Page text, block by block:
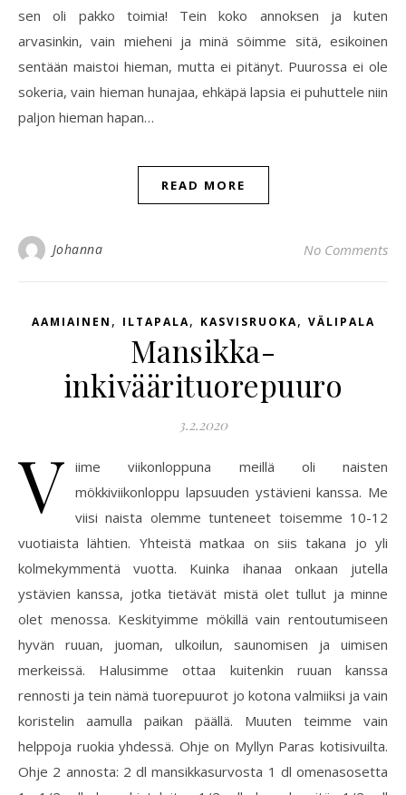
sen oli pakko toimia! Tein koko annoksen ja kuten
arvasinkin, vain mieheni ja minä söimme sitä, esikoinen
sentään maistoi hieman, mutta ei pitänyt. Puurossa ei ole
sokeria, vain hieman hunajaa, ehkäpä lapsia ei puhuttele niin
paljon hieman hapan…
READ MORE
Johanna No Comments
AAMIAINEN , ILTAPALA, KASVISRUOKA, VÄLIPALA
Mansikka-
inkiväärituorepuuro
3.2.2020
V iime viikonloppuna meillä oli naisten
mökkiviikonloppu lapsuuden ystävieni kanssa. Me
viisi naista olemme tunteneet toisemme 10-12
vuotiaista lähtien. Yhteistä matkaa on siis takana jo yli
kolmekymmentä vuotta. Kuinka ihanaa onkaan jutella
ystävien kanssa, jotka tietävät mistä olet tullut ja minne
olet menossa. Keskityimme mökillä vain rentoutumiseen
hyvän ruuan, juoman, ulkoilun, saunomisen ja uimisen
merkeissä. Halusimme ottaa kuitenkin ruuan kanssa
rennosti ja tein nämä tuorepuurot jo kotona valmiiksi ja vain
koristelin aamulla paikan päällä. Muuten teimme vain
helppoja ruokia yhdessä. Ohje on Myllyn Paras kotisivuilta.
Ohje 2 annosta: 2 dl mansikkasurvosta 1 dl omenasosetta